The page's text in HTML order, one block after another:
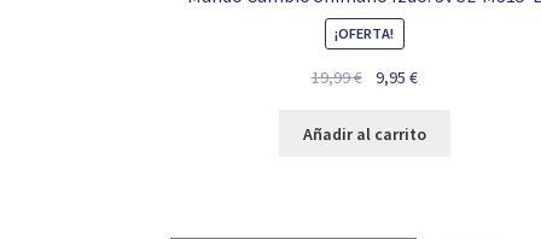
¡OFERTA!
19,99€
El
original
9,95€El
actual
Añadir al carrito